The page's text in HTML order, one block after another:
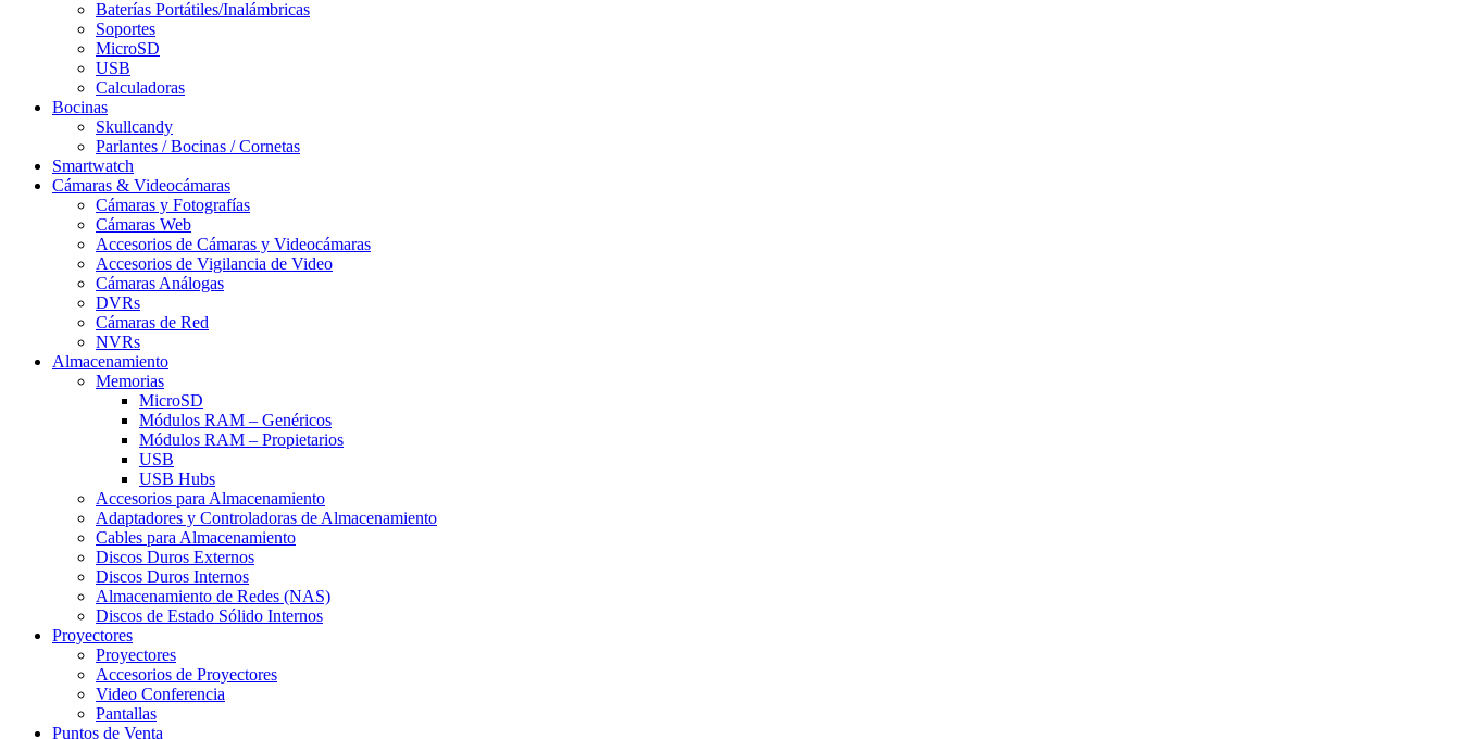
Baterías Portátiles/Inalámbricas
Soportes
MicroSD
USB
Calculadoras
Bocinas
Skullcandy
Parlantes / Bocinas / Cornetas
Smartwatch
Cámaras & Videocámaras
Cámaras y Fotografías
Cámaras Web
Accesorios de Cámaras y Videocámaras
Accesorios de Vigilancia de Video
Cámaras Análogas
DVRs
Cámaras de Red
NVRs
Almacenamiento
Memorias
MicroSD
Módulos RAM – Genéricos
Módulos RAM – Propietarios
USB
USB Hubs
Accesorios para Almacenamiento
Adaptadores y Controladoras de Almacenamiento
Cables para Almacenamiento
Discos Duros Externos
Discos Duros Internos
Almacenamiento de Redes (NAS)
Discos de Estado Sólido Internos
Proyectores
Proyectores
Accesorios de Proyectores
Video Conferencia
Pantallas
Puntos de Venta